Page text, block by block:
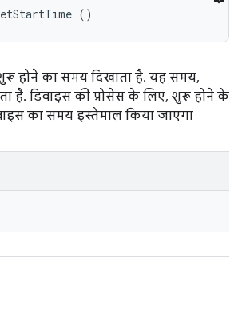
()
होने का समय दिखाता है. यह समय,
है. डिवाइस की प्रोसेस के लिए, शुरू होने के
का समय इस्तेमाल किया जाएगा